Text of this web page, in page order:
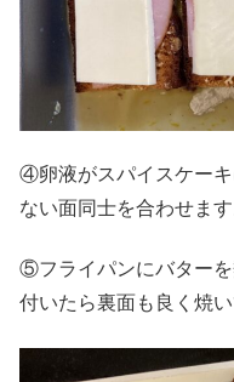
④卵液がスパイスケー
ない面同士を合わせます
⑤フライパンにバター
付いたら裏面も良く焼